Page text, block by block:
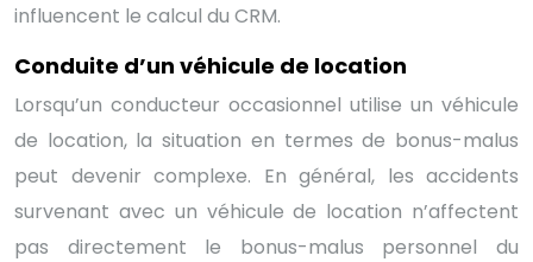
influencent le calcul du CRM.
Conduite d’un véhicule de location
Lorsqu’un conducteur occasionnel utilise un véhicule
de location, la situation en termes de bonus-malus
peut devenir complexe. En général, les accidents
survenant avec un véhicule de location n’affectent
pas directement le bonus-malus personnel du